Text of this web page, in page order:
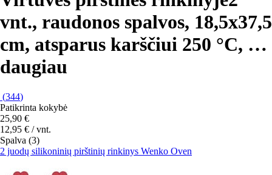
vnt., raudonos spalvos, 18,5x37,5
cm, atsparus karščiui 250 °C, …
daugiau
(344)
Patikrinta kokybė
25,90 €
12,95 € / vnt.
Spalva (3)
2 juodų silikoninių pirštinių rinkinys Wenko Oven